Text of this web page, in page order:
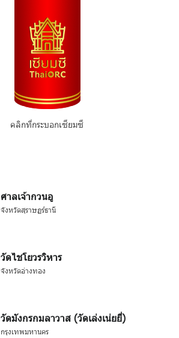
คลิกที่กระบอกเซียมซี
ศาลเจ้ากวนอู
จังหวัดสุราษฏร์ธานี
วัดไชโยวรวิหาร
จังหวัดอ่างทอง
วัดมังกรกมลาวาส (วัดเล่งเน่ยยี่)
กรุงเทพมหานคร